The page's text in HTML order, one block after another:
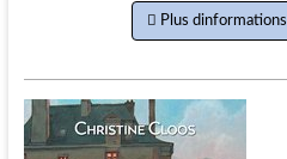
Plus dinformations